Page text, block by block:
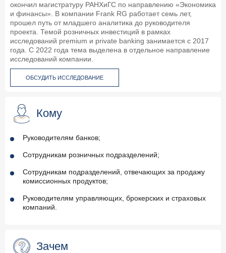
окончил магистратуру РАНХиГС по направлению «Экономика
и финансы». В компании Frank RG работает семь лет,
прошел путь от младшего аналитика до руководителя
проекта. Темой розничных инвестиций в рамках
исследований premium и private banking занимается с 2017
года. С 2022 года тема выделена в отдельное направление
исследований компании.
ОБСУДИТЬ ИССЛЕДОВАНИЕ
Кому
Руководителям банков;
Сотрудникам розничных подразделений;
Сотрудникам подразделений, отвечающих за продажу
комиссионных продуктов;
Руководителям управляющих, брокерских и страховых
компаний.
Зачем